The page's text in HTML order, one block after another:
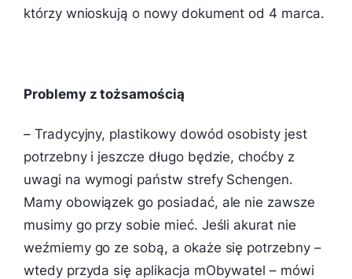
którzy wnioskują o nowy dokument od 4 marca.
Problemy z tożsamością
– Tradycyjny, plastikowy dowód osobisty jest
potrzebny i jeszcze długo będzie, choćby z
uwagi na wymogi państw strefy Schengen.
Mamy obowiązek go posiadać, ale nie zawsze
musimy go przy sobie mieć. Jeśli akurat nie
weźmiemy go ze sobą, a okaże się potrzebny –
wtedy przyda się aplikacja mObywatel – mówi